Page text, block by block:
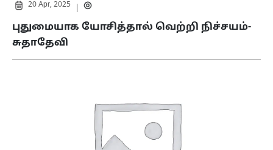
20 Apr, 2025
புதுமையாக யோசித்தால் வெற்றி நிச்சயம்-
சுதாதேவி